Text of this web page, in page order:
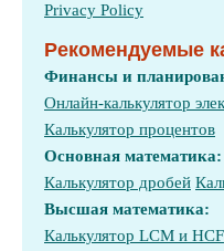
Privacy Policy
Рекомендуемые
Финансы и
Онлайн-калькулятор
Калькулятор процентов
Основная математика:
Калькулятор дробей
Высшая математика:
Калькулятор LCM и HCF